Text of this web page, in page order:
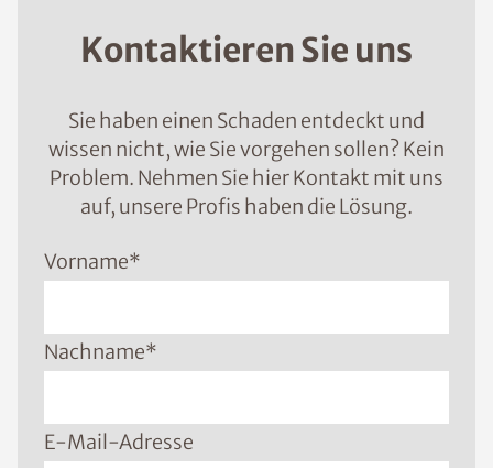
Kontaktieren Sie uns
Sie haben einen Schaden entdeckt und
wissen nicht, wie Sie vorgehen sollen? Kein
Problem. Nehmen Sie hier Kontakt mit uns
auf, unsere Profis haben die Lösung.
Vorname*
Nachname*
E-Mail-Adresse